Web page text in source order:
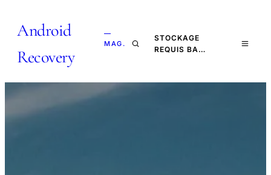
Android
Recovery
—
MAG.
STOCKAGE
REQUIS BA…